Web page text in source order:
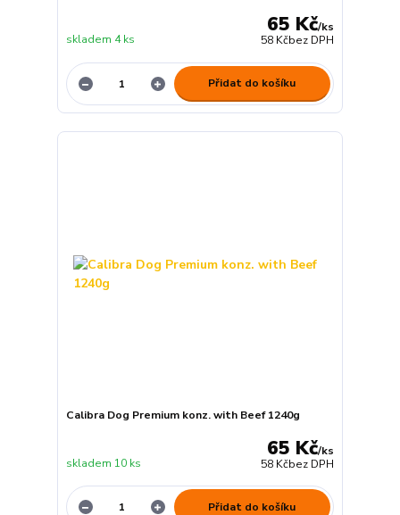
65 Kč/ks
58 Kčbez DPH
skladem 4 ks
Přidat do košíku
Calibra Dog Premium konz. with Beef 1240g
65 Kč/ks
58 Kčbez DPH
skladem 10 ks
Přidat do košíku